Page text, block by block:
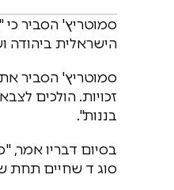
סמוטריץ' הסביר
הישראלית ביהודה
סמוטריץ' הסביר את
זכויות. הולכים
בננות".
בסיום דבריו אמר,
סוג ד שחיים תחת